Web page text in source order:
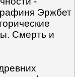
Эржбет
Смерть и